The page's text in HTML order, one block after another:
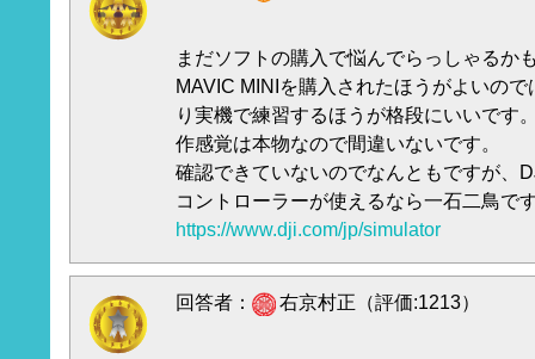
まだソフトの購入で悩んでらっしゃるか
MAVIC MINIを購入されたほうがよいの
り実機で練習するほうが格段にいいです
作感覚は本物なので間違いないです。
確認できていないのでなんともですが、
コントローラーが使えるなら一石二鳥で
https://www.dji.com/jp/simulator
回答者： 右京村正（評価:1213）